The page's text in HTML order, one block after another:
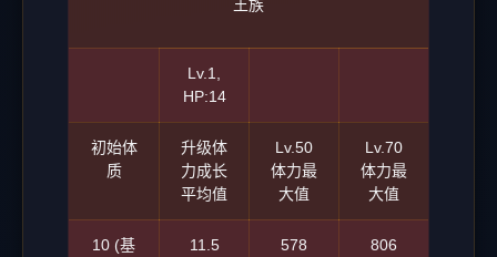
王族
Lv.1,
HP:14
初始体
质
升级体
力成长
平均值
Lv.50
体力最
大值
Lv.70
体力最
大值
10 (基
11.5 578 806